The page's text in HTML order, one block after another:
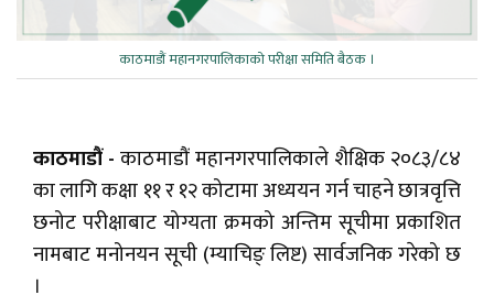
काठमाडौं महानगरपालिकाको परीक्षा समिति बैठक ।
काठमाडौं -काठमाडौं महानगरपालिकाले शैक्षिक २०८३/८४
का लागि कक्षा ११ र १२ कोटामा अध्ययन गर्न चाहने छात्रवृत्ति
छनोट परीक्षाबाट योग्यता क्रमको अन्तिम सूचीमा प्रकाशित
नामबाट मनोनयन सूची (म्याचिङ् लिष्ट) सार्वजनिक गरेको छ
।